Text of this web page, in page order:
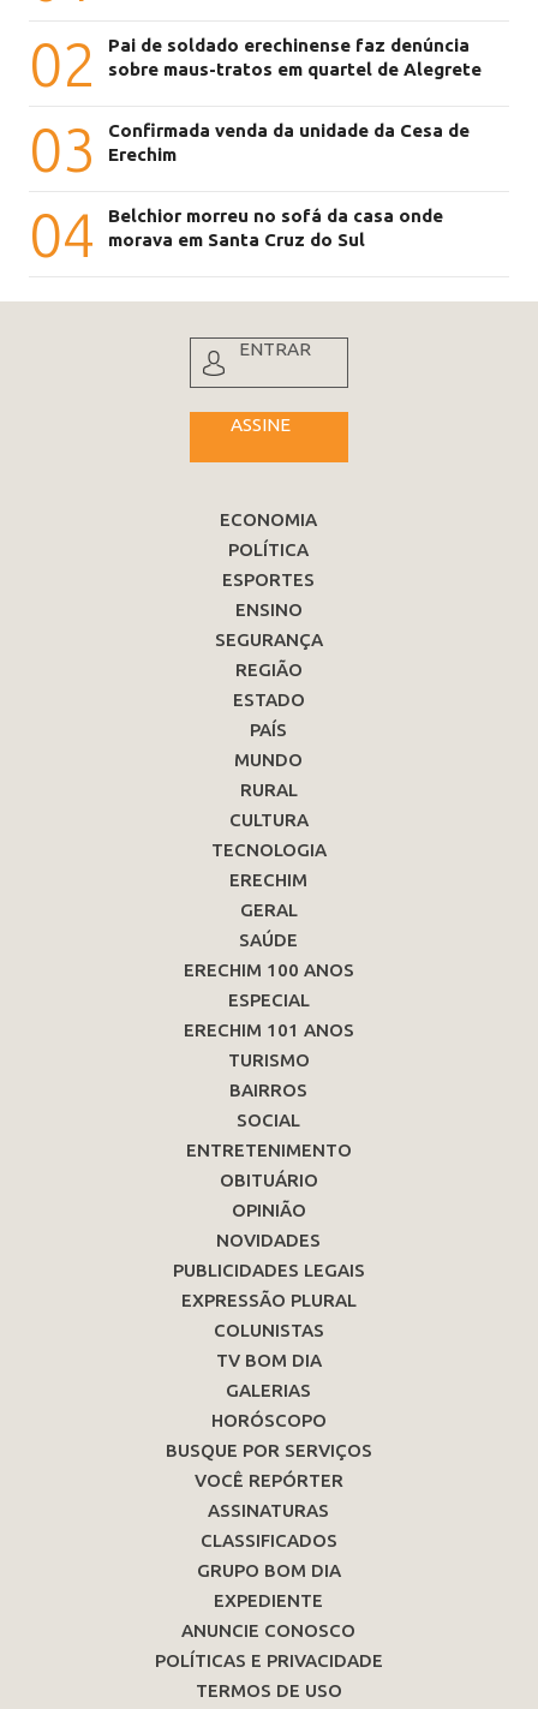
02
Pai de soldado erechinense faz denúncia
sobre maus-tratos em quartel de Alegrete
03
Confirmada venda da unidade da Cesa de
Erechim
04
Belchior morreu no sofá da casa onde
morava em Santa Cruz do Sul
ENTRAR
ASSINE
ECONOMIA
POLÍTICA
ESPORTES
ENSINO
SEGURANÇA
REGIÃO
ESTADO
PAÍS
MUNDO
RURAL
CULTURA
TECNOLOGIA
ERECHIM
GERAL
SAÚDE
ERECHIM 100 ANOS
ESPECIAL
ERECHIM 101 ANOS
TURISMO
BAIRROS
SOCIAL
ENTRETENIMENTO
OBITUÁRIO
OPINIÃO
NOVIDADES
PUBLICIDADES LEGAIS
EXPRESSÃO PLURAL
COLUNISTAS
TV BOM DIA
GALERIAS
HORÓSCOPO
BUSQUE POR SERVIÇOS
VOCÊ REPÓRTER
ASSINATURAS
CLASSIFICADOS
GRUPO BOM DIA
EXPEDIENTE
ANUNCIE CONOSCO
POLÍTICAS E PRIVACIDADE
TERMOS DE USO